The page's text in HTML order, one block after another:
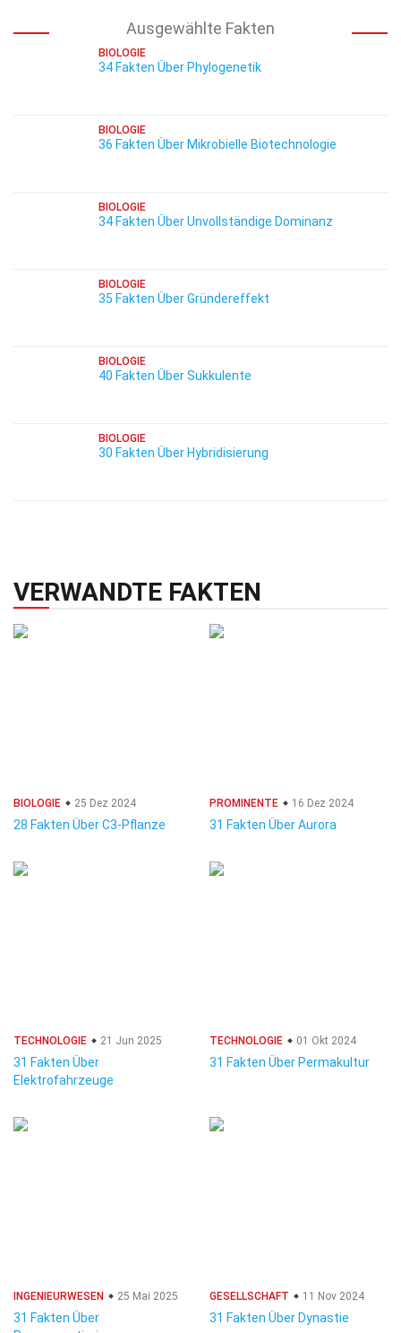
Ausgewählte Fakten
BIOLOGIE
34 Fakten Über Phylogenetik
BIOLOGIE
36 Fakten Über Mikrobielle Biotechnologie
BIOLOGIE
34 Fakten Über Unvollständige Dominanz
BIOLOGIE
35 Fakten Über Gründereffekt
BIOLOGIE
40 Fakten Über Sukkulente
BIOLOGIE
30 Fakten Über Hybridisierung
VERWANDTE FAKTEN
BIOLOGIE 25 Dez 2024
28 Fakten Über C3-Pflanze
PROMINENTE 16 Dez 2024
31 Fakten Über Aurora
TECHNOLOGIE 21 Jun 2025
31 Fakten Über
Elektrofahrzeuge
TECHNOLOGIE 01 Okt 2024
31 Fakten Über Permakultur
INGENIEURWESEN 25 Mai 2025
31 Fakten Über
GESELLSCHAFT 11 Nov 2024
31 Fakten Über Dynastie